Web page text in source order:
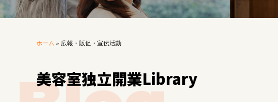
ホーム » 広報・販促・宣伝活動
美容室独立開業Library